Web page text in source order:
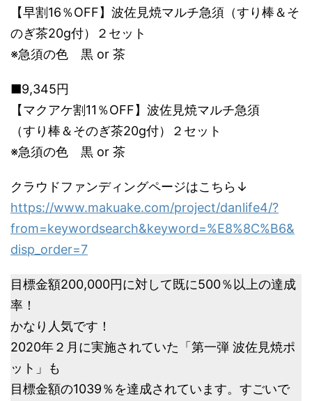
【早割16％OFF】波佐見焼マルチ急須（すり棒＆そ
のぎ茶20g付）２セット
※急須の色 黒 or 茶
■9,345円
【マクアケ割11％OFF】波佐見焼マルチ急須
（すり棒＆そのぎ茶20g付）２セット
※急須の色 黒 or 茶
クラウドファンディングページはこちら↓
https://www.makuake.com/project/danlife4/?
from=keywordsearch&keyword=%E8%8C%B6&
disp_order=7
目標金額200,000円に対して既に500％以上の達成
率！
かなり人気です！
2020年２月に実施されていた「第一弾 波佐見焼ポ
ット」も
目標金額の1039％を達成されています。すごいで